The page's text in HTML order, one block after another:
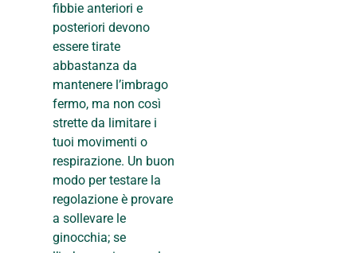
fibbie anteriori e
posteriori devono
essere tirate
abbastanza da
mantenere l’imbrago
fermo, ma non così
strette da limitare i
tuoi movimenti o
respirazione. Un buon
modo per testare la
regolazione è provare
a sollevare le
ginocchia; se